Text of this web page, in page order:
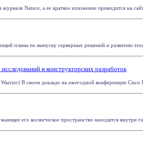
Nature, а ее краткое изложение приводится на
планы по выпуску серверных решений и развитию
и конструкторских разработок
В своем докладе на ежегодной конференции
его космическое пространство находятся внутри